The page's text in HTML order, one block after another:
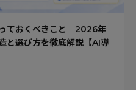
ておくべきこと｜2026年
と選び方を徹底解説【AI導